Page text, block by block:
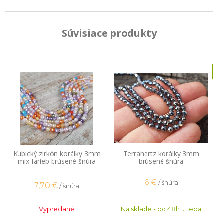
Súvisiace produkty
Kubický zirkón korálky 3mm
mix farieb brúsené šnúra
7,70 €/ šnúra
Vypredané
Terrahertz korálky 3mm
brúsené šnúra
6 € / šnúra
Na sklade - do 48h u teba